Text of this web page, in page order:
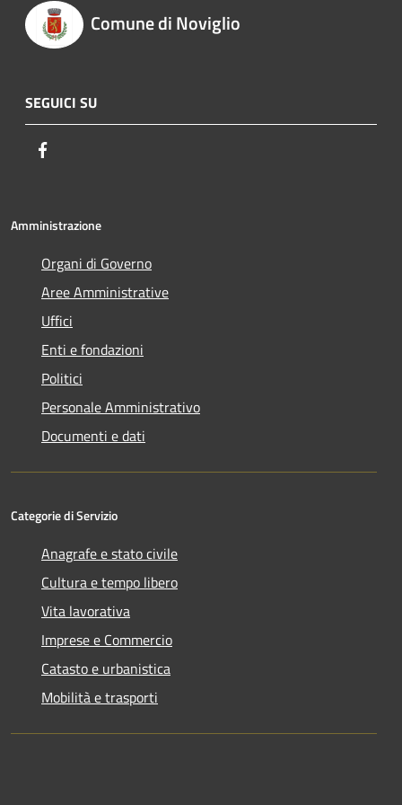
Comune di Noviglio
SEGUICI SU
Amministrazione
Organi di Governo
Aree Amministrative
Uffici
Enti e fondazioni
Politici
Personale Amministrativo
Documenti e dati
Categorie di Servizio
Anagrafe e stato civile
Cultura e tempo libero
Vita lavorativa
Imprese e Commercio
Catasto e urbanistica
Mobilità e trasporti